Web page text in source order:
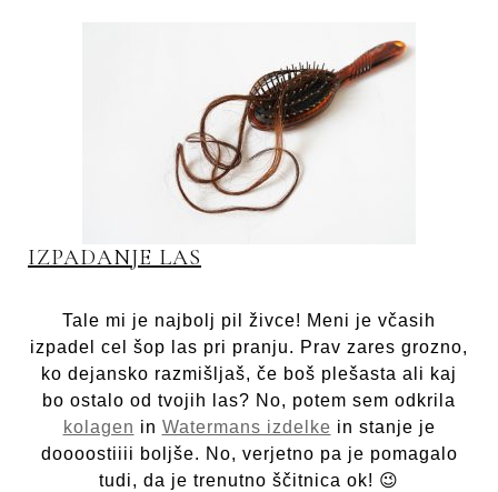
IZPADANJE LAS
Tale mi je najbolj pil živce! Meni je včasih
izpadel cel šop las pri pranju. Prav zares grozno,
ko dejansko razmišljaš, če boš plešasta ali kaj
bo ostalo od tvojih las? No, potem sem odkrila
kolagen in Watermans izdelke in stanje je
doooostiiii boljše. No, verjetno pa je pomagalo
tudi, da je trenutno ščitnica ok! 😉